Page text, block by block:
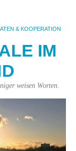
& KOOPERATION
IM
weisen Worten.